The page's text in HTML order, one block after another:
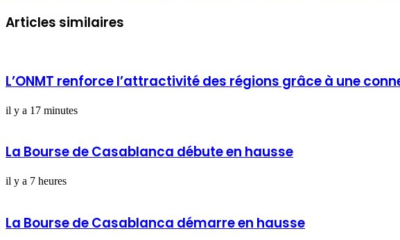
Articles similaires
L’ONMT renforce l’attractivité des régions grâce à une
il y a 17 minutes
La Bourse de Casablanca débute en hausse
il y a 7 heures
La Bourse de Casablanca démarre en hausse